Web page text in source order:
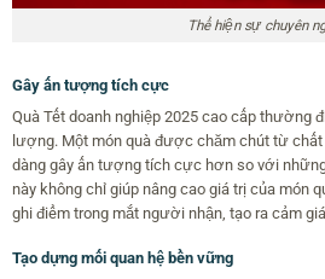
Thể hiện sự chuyên
Gây ấn tượng tích cực
Quà Tết doanh nghiệp 2025 cao cấp thường
lượng. Một món quà được chăm chút từ chất
dàng gây ấn tượng tích cực hơn so với
này không chỉ giúp nâng cao giá trị của món
ghi điểm trong mắt người nhận, tạo ra cảm
Tạo dựng mối quan hệ bền vững